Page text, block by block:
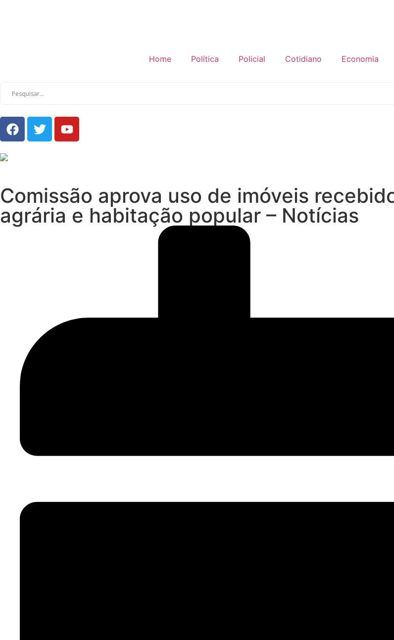
Home Política Policial Cotidiano Economia
Comissão aprova uso de imóveis
agrária e habitação popular – Notícias